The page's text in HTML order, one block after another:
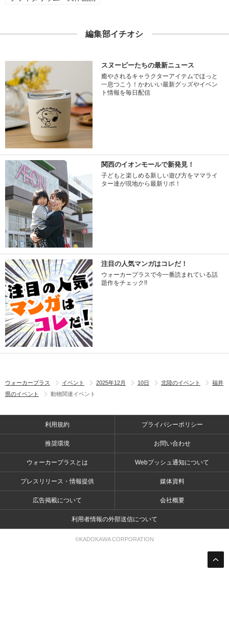
編集部イチオシ
スヌーピーたちの最新ニュース
癒やされるキャラクターアイテムでほっと
一息つこう！かわいい最新グッズやイベン
ト情報を毎日配信
関西のイオンモールで新発見！
子どもと楽しめる新しい遊び方をママライ
ター達が現地から最新リポ！
注目の人気マンガはコレだ！
ウォーカープラスで今一番読まれている話
題作をチェック!!
ウォーカープラス イベント 2025年12月 10日 北陸のイベント
福井
県のイベント
動物関連イベント
利用規約 プライバシーポリシー
推奨環境 お問い合わせ
ウォーカープラスとは Webプッシュ通知について
プレスリリース・情報提供 媒体資料
広告掲載について 会社概要
利用者情報の外部送信について
©KADOKAWA CORPORATION